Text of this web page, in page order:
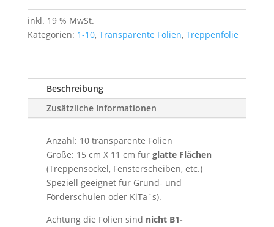
10
Menge
inkl. 19 % MwSt.
Kategorien: 1-10, Transparente Folien, Treppenfolie
Beschreibung
Zusätzliche Informationen
Anzahl: 10 transparente Folien
Größe: 15 cm X 11 cm für glatte Flächen
(Treppensockel, Fensterscheiben, etc.)
Speziell geeignet für Grund- und
Förderschulen oder KiTa´s).
Achtung die Folien sind nicht B1-